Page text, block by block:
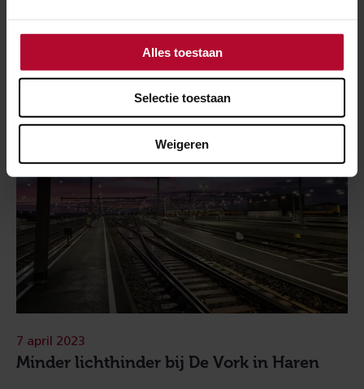
Alles toestaan
Selectie toestaan
Weigeren
Nieuws over dit project
Minder lichthinder bij De Vork in Haren
7 april 2023